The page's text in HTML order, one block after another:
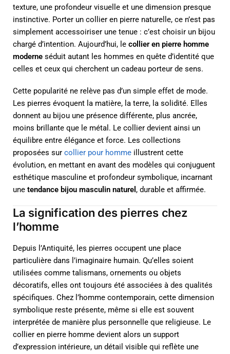
texture, une profondeur visuelle et une dimension presque
instinctive. Porter un collier en pierre naturelle, ce n’est pas
simplement accessoiriser une tenue : c’est choisir un bijou
chargé d’intention. Aujourd’hui, le collier en pierre homme
moderne séduit autant les hommes en quête d’identité que
celles et ceux qui cherchent un cadeau porteur de sens.
Cette popularité ne relève pas d’un simple effet de mode.
Les pierres évoquent la matière, la terre, la solidité. Elles
donnent au bijou une présence différente, plus ancrée,
moins brillante que le métal. Le collier devient ainsi un
équilibre entre élégance et force. Les collections
proposées sur collier pour homme illustrent cette
évolution, en mettant en avant des modèles qui conjuguent
esthétique masculine et profondeur symbolique, incarnant
une tendance bijou masculin naturel , durable et affirmée.
La signification des pierres chez
l’homme
Depuis l’Antiquité, les pierres occupent une place
particulière dans l’imaginaire humain. Qu’elles soient
utilisées comme talismans, ornements ou objets
décoratifs, elles ont toujours été associées à des qualités
spécifiques. Chez l’homme contemporain, cette dimension
symbolique reste présente, même si elle est souvent
interprétée de manière plus personnelle que religieuse. Le
collier en pierre homme devient alors un support
d’expression intérieure, un détail visible qui reflète une